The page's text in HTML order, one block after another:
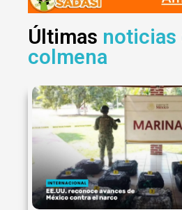
Últimas noticias
colmena